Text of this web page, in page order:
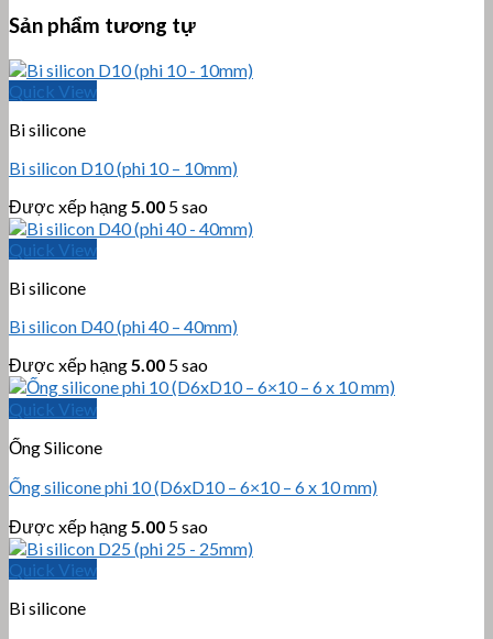
Sản phẩm tương tự
Quick View
Bi silicone
Bi silicon D10 (phi 10 – 10mm)
Được xếp hạng5.00 5 sao
Quick View
Bi silicone
Bi silicon D40 (phi 40 – 40mm)
Được xếp hạng5.00 5 sao
Quick View
Ống Silicone
Ống silicone phi 10 (D6xD10 – 6×10 – 6 x 10 mm)
Được xếp hạng5.00 5 sao
Quick View
Bi silicone